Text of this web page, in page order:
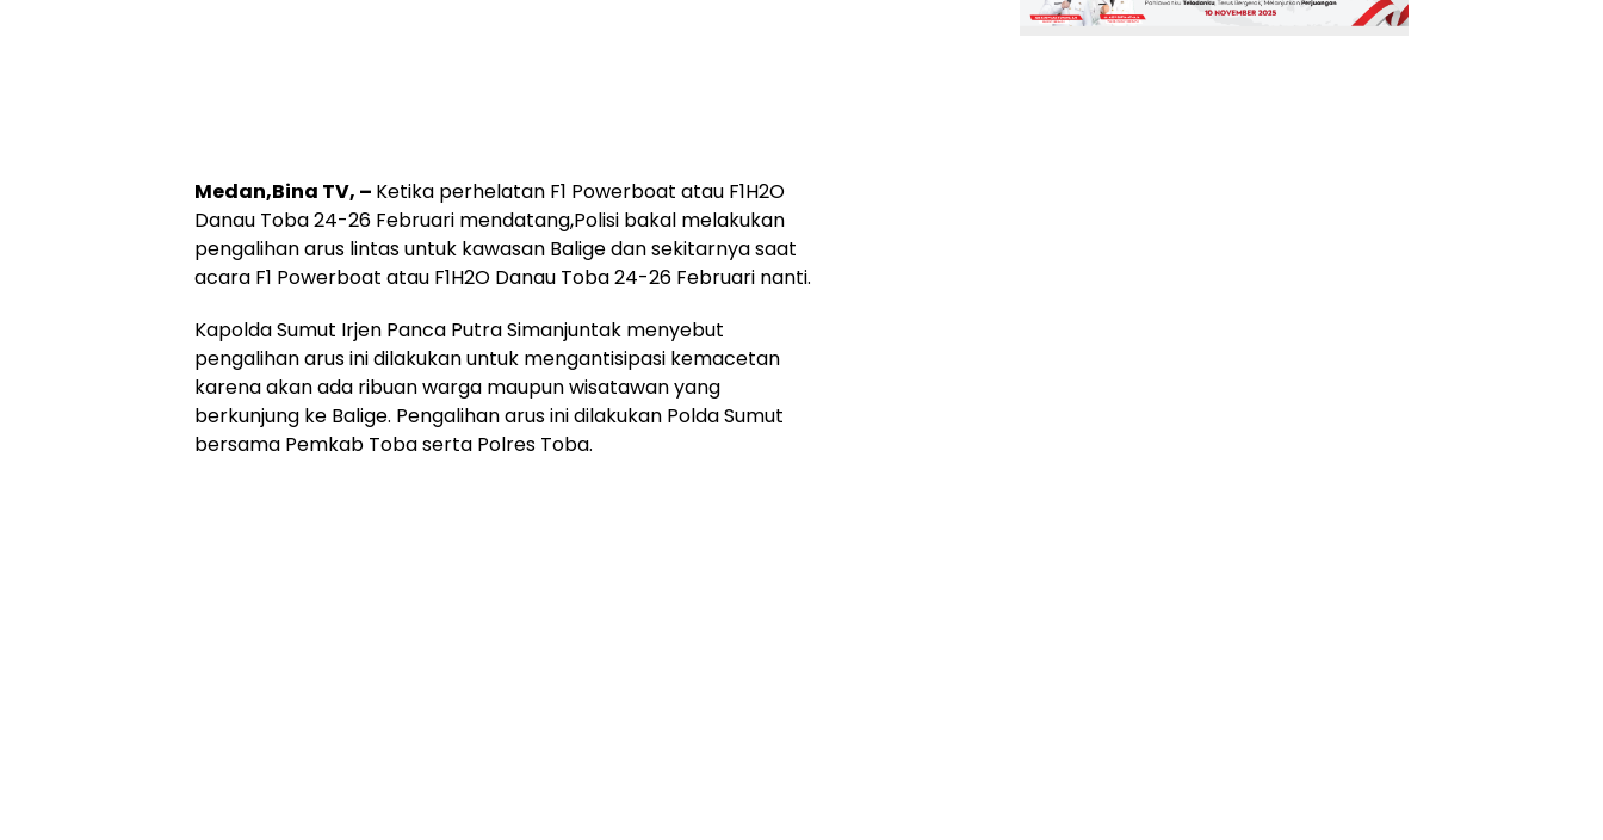
Medan,Bina TV, – Ketika perhelatan F1 Powerboat atau F1H2O
Danau Toba 24-26 Februari mendatang,Polisi bakal melakukan
pengalihan arus lintas untuk kawasan Balige dan sekitarnya saat
acara F1 Powerboat atau F1H2O Danau Toba 24-26 Februari nanti.
Kapolda Sumut Irjen Panca Putra Simanjuntak menyebut
pengalihan arus ini dilakukan untuk mengantisipasi kemacetan
karena akan ada ribuan warga maupun wisatawan yang
berkunjung ke Balige. Pengalihan arus ini dilakukan Polda Sumut
bersama Pemkab Toba serta Polres Toba.